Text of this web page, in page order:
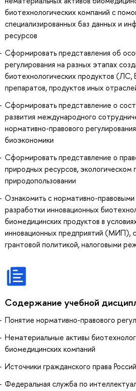
биотехнологических компаний с
специализированных баз данных и
ресурсов
Сформировать представления об
регулирования на разных этапах
биотехнологических продуктов
препаратов, продуктов иных
Сформировать представление о
развития международного
нормативно-правового
биоэкономики
Сформировать представление о
природных ресурсов, экологическом
природопользовании
Ознакомить с нормативно-
разработки инновационных
биомедицинских продуктов в
инновационных предприятий (МИП),
грантовой политикой, налоговыми
Содержание учебной
Понятие нормативно-правового
Нематериальные активы
биомедицинских компаний
Источники гражданского права
Федеральная служба по